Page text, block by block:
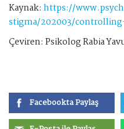
Kaynak: https://
stigma/202003/
Çeviren: Psikolog Rabia
Facebookta Paylaş